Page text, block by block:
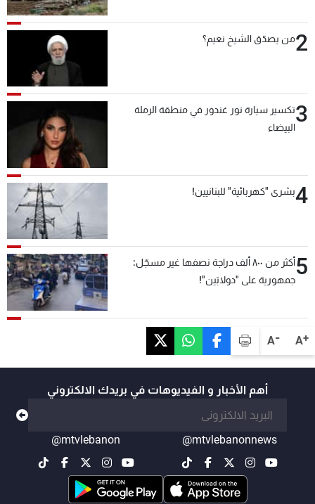
A+
A-
2من يصدّق الشيخ نعيم؟
3تكسير سيارة نور غندور في منطقة الرملة
البيضاء
4بشرى "كهربائية" للبنانيين!
5
أكثر من ٨٠٠ ألف دراجة نصفها غير مسجّل:
جمهورية على "دولابَين"!
أهم الأخبار و الفيديوهات في بريدك الالكتروني
@mtvlebanonnews
@mtvlebanon